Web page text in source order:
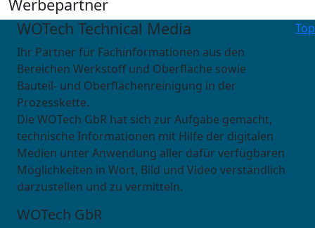
Werbepartner
Top
WOTech Technical Media
Ihr Partner für Fachinformationen aus den
Bereichen Werkstoff und Oberfläche sowie
Bauteil- und Oberflächenreinigung in der
Prozesskette.
Die WOTech GbR hat sich zur Aufgabe gemacht,
technische Informationen mit Hilfe der digitalen
Medien unter Anwendung aller dafür verfügbaren
Möglichkeiten in Wort, Bild und Video verständlich
darzustellen und zu vermitteln.
WOTech GbR